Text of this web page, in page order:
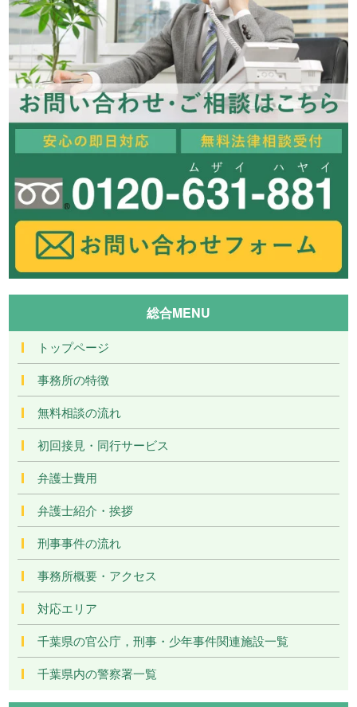
総合MENU
トップページ
事務所の特徴
無料相談の流れ
初回接見・同行サービス
弁護士費用
弁護士紹介・挨拶
刑事事件の流れ
事務所概要・アクセス
対応エリア
千葉県の官公庁，刑事・少年事件関連施設一覧
千葉県内の警察署一覧